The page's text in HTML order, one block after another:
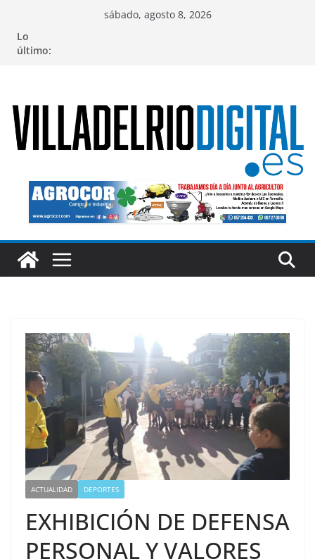
contenido
sábado, agosto 8, 2026
Lo
último:
ACTUALIDAD DEPORTES
EXHIBICIÓN DE DEFENSA
PERSONAL Y VALORES